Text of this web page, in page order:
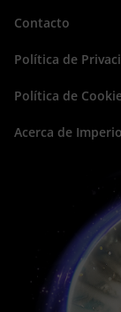
Contacto
Política de
Política de
Acerca de